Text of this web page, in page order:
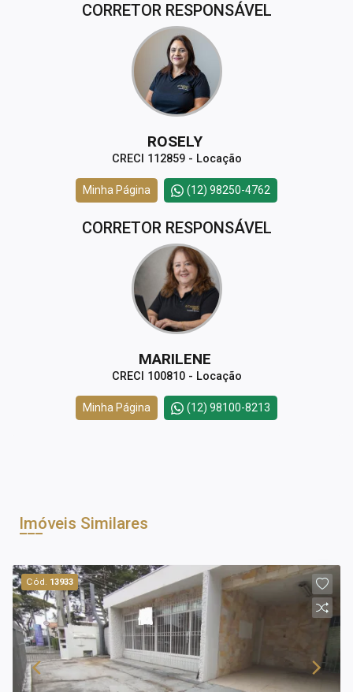
CORRETOR RESPONSÁVEL
ROSELY
CRECI 112859 - Locação
Minha Página (12) 98250-4762
CORRETOR RESPONSÁVEL
MARILENE
CRECI 100810 - Locação
Minha Página (12) 98100-8213
Imóveis Similares
Cód. 13933